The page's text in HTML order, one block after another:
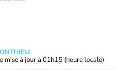
mise à jour à 01h15 (heure locale)